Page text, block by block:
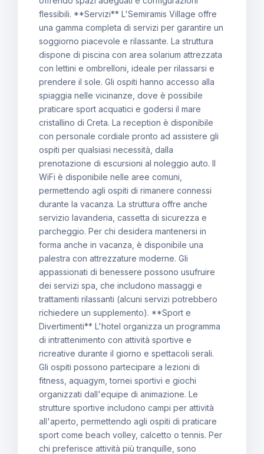
flessibili. **Servizi** L'Semiramis Village offre
una gamma completa di servizi per garantire un
soggiorno piacevole e rilassante. La struttura
dispone di piscina con area solarium attrezzata
con lettini e ombrelloni, ideale per rilassarsi e
prendere il sole. Gli ospiti hanno accesso alla
spiaggia nelle vicinanze, dove è possibile
praticare sport acquatici e godersi il mare
cristallino di Creta. La reception è disponibile
con personale cordiale pronto ad assistere gli
ospiti per qualsiasi necessità, dalla
prenotazione di escursioni al noleggio auto. Il
WiFi è disponibile nelle aree comuni,
permettendo agli ospiti di rimanere connessi
durante la vacanza. La struttura offre anche
servizio lavanderia, cassetta di sicurezza e
parcheggio. Per chi desidera mantenersi in
forma anche in vacanza, è disponibile una
palestra con attrezzature moderne. Gli
appassionati di benessere possono usufruire
dei servizi spa, che includono massaggi e
trattamenti rilassanti (alcuni servizi potrebbero
richiedere un supplemento). **Sport e
Divertimenti** L'hotel organizza un programma
di intrattenimento con attività sportive e
ricreative durante il giorno e spettacoli serali.
Gli ospiti possono partecipare a lezioni di
fitness, aquagym, tornei sportivi e giochi
organizzati dall'equipe di animazione. Le
strutture sportive includono campi per attività
all'aperto, permettendo agli ospiti di praticare
sport come beach volley, calcetto o tennis. Per
chi preferisce attività più tranquille, sono